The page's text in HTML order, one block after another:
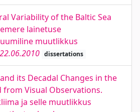
Variability of the Baltic Sea
lainetuse
muutlikkus
22.06.2010 dissertations
its Decadal Changes in the
from Visual Observations.
ja selle muutlikkus